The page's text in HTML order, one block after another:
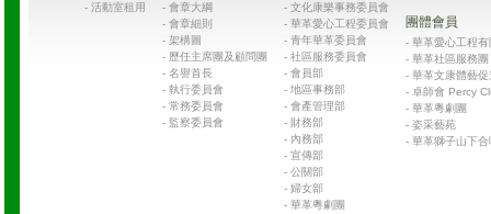
- 活動室租用
- 會章大綱
- 會章細則
- 架構圖
- 歷任主席團及顧問團
- 名譽首長
- 執行委員會
- 常務委員會
- 監察委員會
- 文化康樂事務委員會
- 華革愛心工程委員會
- 青年華革委員會
- 社區服務委員會
- 會員部
- 地區事務部
- 會產管理部
- 財務部
- 內務部
- 宣傳部
- 公關部
- 婦女部
- 華革粵劇團
團體會員
- 華革愛心工程
- 華革社區服務
- 華革文康體藝促
- 卓師會 Percy
- 華革粵劇團
- 姿采藝苑
- 華革獅子山下